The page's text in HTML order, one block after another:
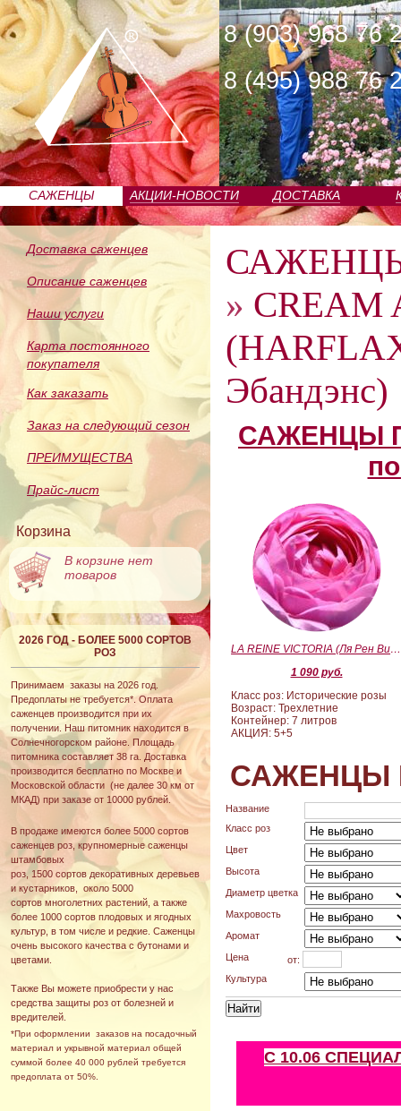
8 (903) 968 76
8 (495) 988 76
САЖЕНЦЫ
ПИТОМНИКА
АКЦИИ-НОВОСТИ ДОСТАВКА
Доставка саженцев
Описание саженцев
Наши услуги
Карта постоянного
покупателя
Как заказать
Заказ на следующий сезон
ПРЕИМУЩЕСТВА
Прайс-лист
Корзина
В корзине нет
товаров
2026 ГОД - БОЛЕЕ 5000 СОРТОВ
РОЗ
Принимаем заказы на 2026 год.
Предоплаты не требуется*. Оплата
саженцев производится при их
получении. Наш питомник находится в
Солнечногорском районе. Площадь
питомника составляет 38 га. Доставка
производится бесплатно по Москве и
Московской области (не далее 30 км от
МКАД) при заказе от 10000 рублей.
В продаже имеются более 5000 сортов
саженцев роз, крупномерные саженцы
штамбовых
роз, 1500 сортов декоративных деревьев
и кустарников, около 5000
сортов многолетних растений, а также
более 1000 сортов плодовых и ягодных
культур, в том числе и редкие. Саженцы
очень высокого качества с бутонами и
цветами.
Также Вы можете приобрести у нас
средства защиты роз от болезней и
вредителей.
*При оформлении заказов на посадочный
материал и укрывной материал общей
суммой более 40 000 рублей требуется
предоплата от 50%.
» CREAM
Эбандэнс)
САЖЕНЦЫ
LA REINE VICTORIA (Ля Рен Виктория)
1 090 руб.
Класс роз: Исторические розы
Возраст: Трехлетние
Контейнер: 7 литров
АКЦИЯ: 5+5
САЖЕНЦЫ
Название
Класс роз
Цвет
Высота
Диаметр цветка
Махровость
Аромат
Цена
от:
Культура
С 10.06